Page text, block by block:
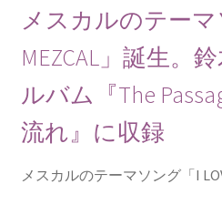
メスカルのテーマ
MEZCAL」誕生。
ルバム『The
流れ』に収録
メスカルのテーマソング「I